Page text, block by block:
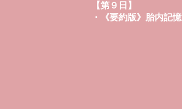
【第９日】
・《要約版》胎内記